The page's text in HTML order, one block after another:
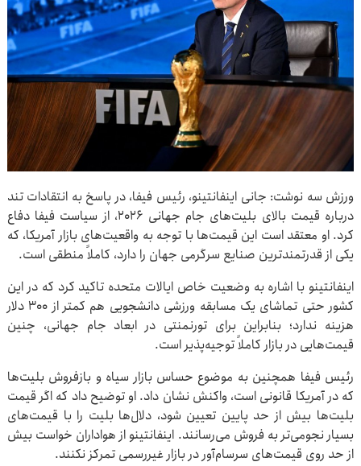
ورزش سه نوشت: جانی اینفانتینو، رئیس فیفا، در پاسخ به انتقادات تند
درباره قیمت بالای بلیت‌های جام جهانی ۲۰۲۶، از سیاست فیفا دفاع
کرد. او معتقد است این قیمت‌ها با توجه به واقعیت‌های بازار آمریکا، که
یکی از قدرتمندترین صنایع سرگرمی جهان را دارد، کاملاً منطقی است.
اینفانتینو با اشاره به وضعیت خاص ایالات متحده تاکید کرد که در این
کشور حتی تماشای یک مسابقه ورزشی دانشجویی هم کمتر از ۳۰۰ دلار
هزینه ندارد؛ بنابراین برای تورنمنتی در ابعاد جام جهانی، چنین
قیمت‌هایی در بازار کاملاً توجیه‌پذیر است.
رئیس فیفا همچنین به موضوع حساس بازار سیاه و بازفروش بلیت‌ها
که در آمریکا قانونی است، واکنش نشان داد. او توضیح داد که اگر قیمت
بلیت‌ها بیش از حد پایین تعیین شود، دلال‌ها بلیت را با قیمت‌های
بسیار نجومی‌تر به فروش می‌رسانند. اینفانتینو از هواداران خواست بیش
از حد روی قیمت‌های سرسام‌آور در بازار غیررسمی تمرکز نکنند.